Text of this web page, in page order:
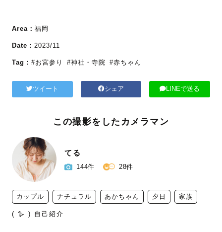
Area： 福岡
Date： 2023/11
Tag： #お宮参り #神社・寺院 #赤ちゃん
ツイート シェア LINEで送る
この撮影をしたカメラマン
てる
144件 28件
カップル ナチュラル あかちゃん 夕日 家族
( 🪿 ) 自己紹介